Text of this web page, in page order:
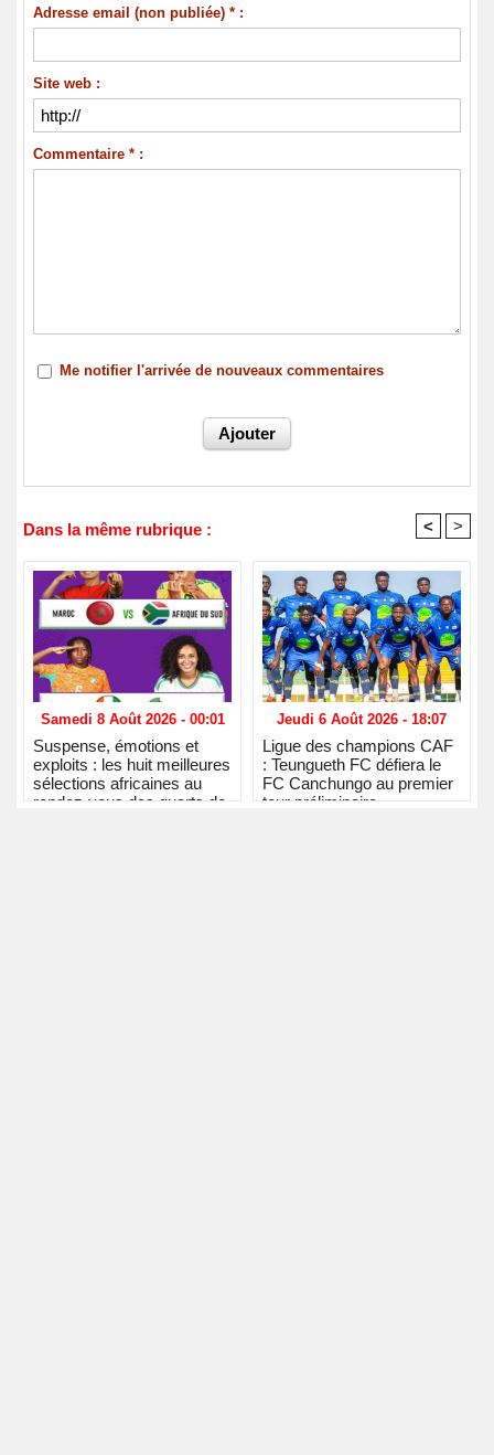
Adresse email (non publiée) * :
Site web :
Commentaire * :
Me notifier l'arrivée de nouveaux commentaires
Dans la même rubrique : < >
Samedi 8 Août 2026 - 00:01
Suspense, émotions et
exploits : les huit meilleures
sélections africaines au
rendez-vous des quarts de
Jeudi 6 Août 2026 - 18:07
Ligue des champions CAF
: Teungueth FC défiera le
FC Canchungo au premier
tour préliminaire